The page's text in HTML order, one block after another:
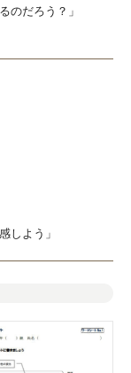
のだろう？」
しよう」